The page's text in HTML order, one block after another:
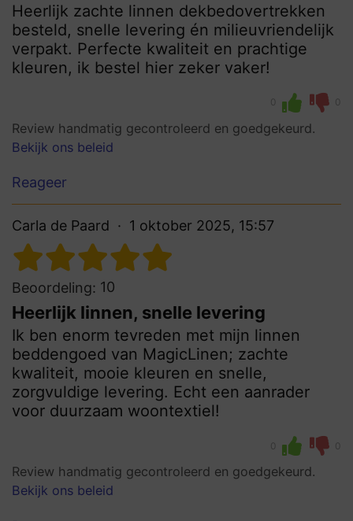
Heerlijk zachte linnen dekbedovertrekken
besteld, snelle levering én milieuvriendelijk
verpakt. Perfecte kwaliteit en prachtige
kleuren, ik bestel hier zeker vaker!
0 0
Review handmatig gecontroleerd en goedgekeurd.
Bekijk ons beleid
Reageer
Carla de Paard 1 oktober 2025, 15:57
Beoordeling: 10
Heerlijk linnen, snelle levering
Ik ben enorm tevreden met mijn linnen
beddengoed van MagicLinen; zachte
kwaliteit, mooie kleuren en snelle,
zorgvuldige levering. Echt een aanrader
voor duurzaam woontextiel!
0 0
Review handmatig gecontroleerd en goedgekeurd.
Bekijk ons beleid